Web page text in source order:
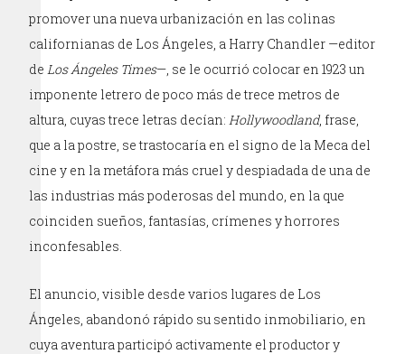
promover una nueva urbanización en las colinas
californianas de Los Ángeles, a Harry Chandler —editor
deLos Ángeles Times—, se le ocurrió colocar en 1923 un
imponente letrero de poco más de trece metros de
altura, cuyas trece letras decían:Hollywoodland, frase,
que a la postre, se trastocaría en el signo de la Meca del
cine y en la metáfora más cruel y despiadada de una de
las industrias más poderosas del mundo, en la que
coinciden sueños, fantasías, crímenes y horrores
inconfesables.
El anuncio, visible desde varios lugares de Los
Ángeles, abandonó rápido su sentido inmobiliario, en
cuya aventura participó activamente el productor y